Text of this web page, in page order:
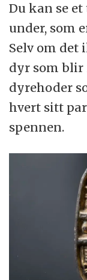
Du kan se
under, som
Selv om det
dyr som
dyrehoder
hvert sitt
spennen.